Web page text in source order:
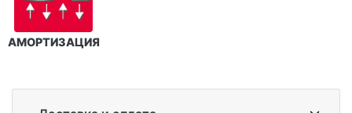
АМОРТИЗАЦИЯ